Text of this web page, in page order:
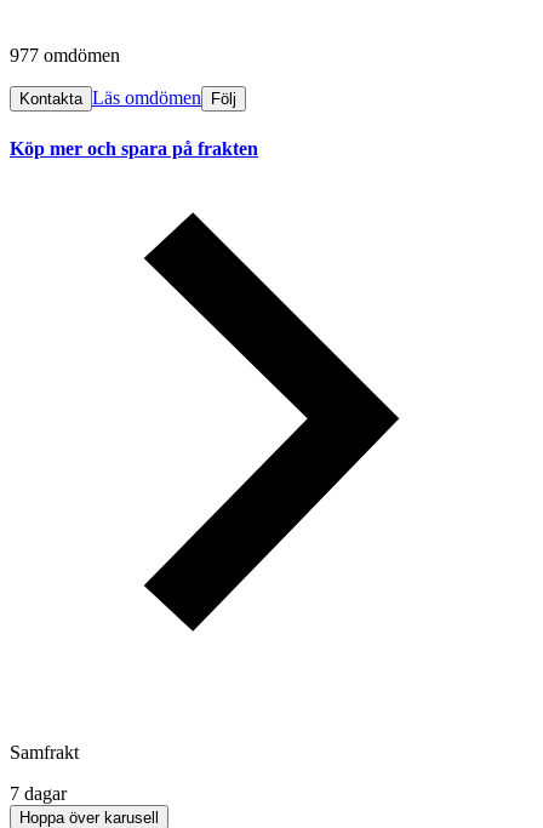
977 omdömen
Kontakta Läs omdömen Följ
Köp mer och spara på frakten
Samfrakt
7 dagar
Hoppa över karusell